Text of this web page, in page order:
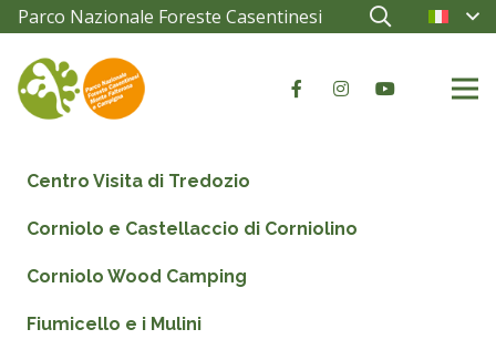
Parco Nazionale Foreste Casentinesi
Centro Visita di Tredozio
Corniolo e Castellaccio di Corniolino
Corniolo Wood Camping
Fiumicello e i Mulini